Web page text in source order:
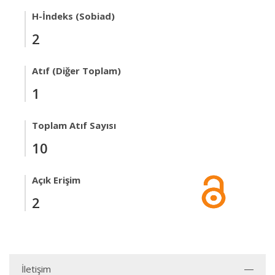
H-İndeks (Sobiad)
2
Atıf (Diğer Toplam)
1
Toplam Atıf Sayısı
10
Açık Erişim
2
İletişim